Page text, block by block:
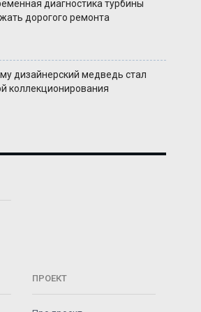
диагностика турбины
дорогого ремонта
дизайнерский медведь стал
коллекционирования
ПРОЕКТ